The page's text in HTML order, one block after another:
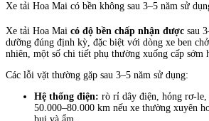
Xe tải Hoa Mai có bền không sau 3–5 năm sử
Xe tải Hoa Mai có độ bền chấp nhận được sau
dưỡng đúng định kỳ, đặc biệt với dòng xe ben
nhiên, một số chi tiết phụ thường xuống cấp sớm
Các lỗi vặt thường gặp sau 3–5 năm sử dụng:
Hệ thống điện: rò rỉ dây điện, hỏng rơ-le,
50.000–80.000 km nếu xe thường xuyên